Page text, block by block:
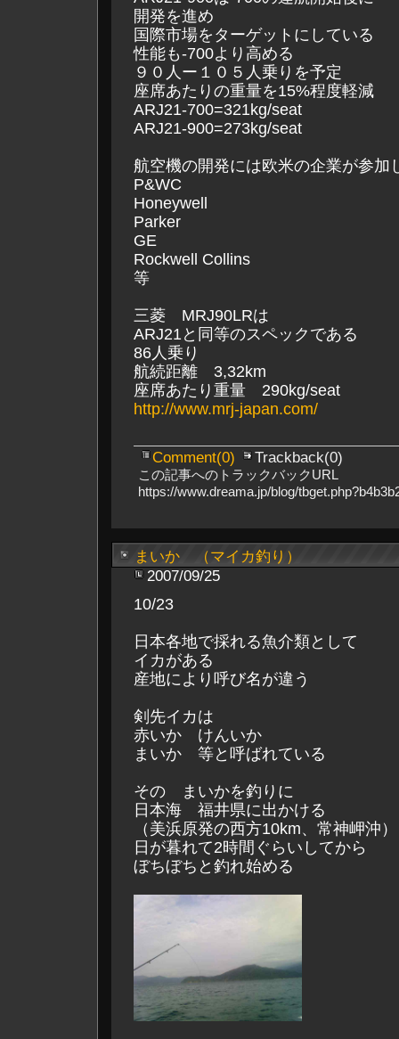
開発を進め
国際市場をターゲットにしている
性能も-700より高める
９０人ー１０５人乗りを予定
座席あたりの重量を15%程度軽減
ARJ21-700=321kg/seat
ARJ21-900=273kg/seat
航空機の開発には欧米の企業が参加
P&WC
Honeywell
Parker
GE
Rockwell Collins
等
三菱 MRJ90LRは
ARJ21と同等のスペックである
86人乗り
航続距離 3,32km
座席あたり重量 290kg/seat
http://www.mrj-japan.com/
Comment(0) Trackback(0)
この記事へのトラックバックURL
https://www.dreama.jp/blog/
まいか （マイカ釣り）
2007/09/25
10/23
日本各地で採れる魚介類として
イカがある
産地により呼び名が違う
剣先イカは
赤いか けんいか
まいか 等と呼ばれている
その まいかを釣りに
日本海 福井県に出かける
（美浜原発の西方10km、常神岬沖）
日が暮れて2時間ぐらいしてから
ぼちぼちと釣れ始める